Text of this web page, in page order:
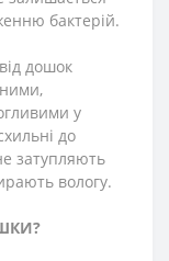
бактерій.
дошок
у
до
затупляють
вологу.
?